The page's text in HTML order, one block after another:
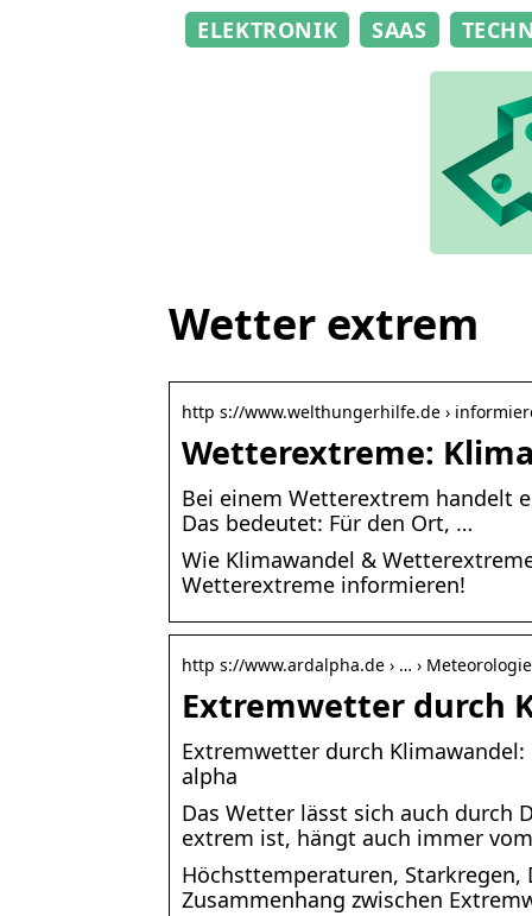
ELEKTRONIK SAAS
Wetter extrem
http s://www.welthungerhilfe.de ›
Wetterextreme:
Bei einem Wetterextrem handelt
Das bedeutet: Für den Ort, …
Wie Klimawandel &
Wetterextreme informieren!
http s://www.ardalpha.de › … ›
Extremwetter durch
Extremwetter durch
alpha
Das Wetter lässt sich auch durch
extrem ist, hängt auch immer
Höchsttemperaturen,
Zusammenhang zwischen